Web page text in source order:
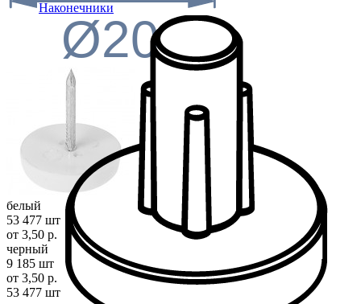
Наконечники
Ø20
белый
53 477 шт
от 3,50 р.
черный
9 185 шт
от 3,50 р.
53 477 шт